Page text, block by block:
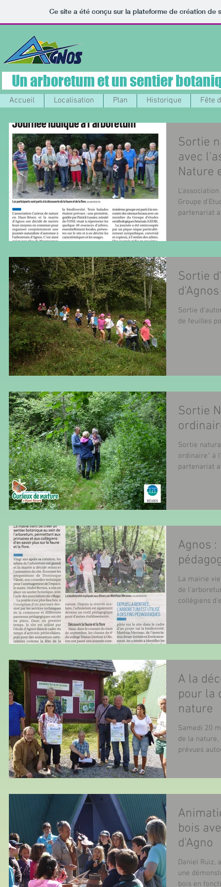
Ce site a été conçu sur la plateforme de création de
Un arboretum et un sentier
Accueil Localisation Plan Historique Fête
Sortie
avec
Nature
Groupe
partenariat
Sortie
d'Agnos
Sortie
de feuilles
Sortie
Sortie
ordinaire" à
partenariat
Agnos
La mairie
de
collégiens
A la
pour la
nature
Samedi 20
de la
prévues
bois
d'Agno
Daniel Ruiz,
une
bois en